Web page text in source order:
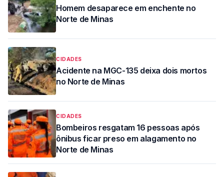
Homem desaparece em enchente no
Norte de Minas
CIDADES
Acidente na MGC-135 deixa dois mortos
no Norte de Minas
CIDADES
Bombeiros resgatam 16 pessoas após
ônibus ficar preso em alagamento no
Norte de Minas